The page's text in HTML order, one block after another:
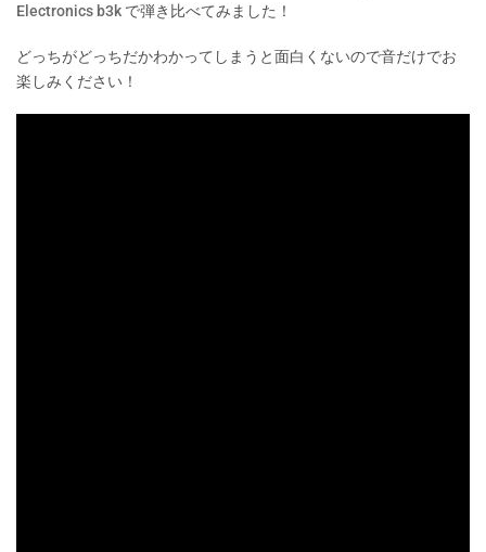
Electronics b3k で弾き比べてみました！
どっちがどっちだかわかってしまうと面白くないので音だけでお
楽しみください！